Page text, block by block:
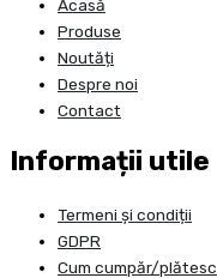
Acasă
Produse
Noutăți
Despre noi
Contact
Informații utile
Termeni și condiții
GDPR
Cum cumpăr/plătesc